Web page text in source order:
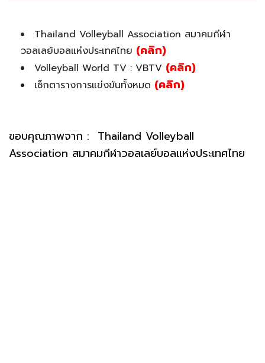
Thailand Volleyball Association สมาคมกีฬา
วอลเลย์บอลแห่งประเทศไทย (คลิก)
Volleyball World TV : VBTV (คลิก)
เช็กตารางการแข่งขันทั้งหมด (คลิก)
ขอบคุณภาพจาก : Thailand Volleyball
Association สมาคมกีฬาวอลเลย์บอลแห่งประเทศไทย